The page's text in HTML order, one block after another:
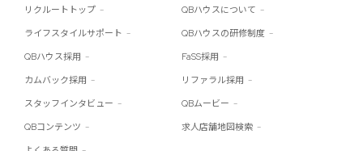
リクルートトップ QBハウスについて
ライフスタイルサポート QBハウスの研修制度
QBハウス採用 FaSS採用
カムバック採用 リファラル採用
スタッフインタビュー QBムービー
QBコンテンツ 求人店舗地図検索